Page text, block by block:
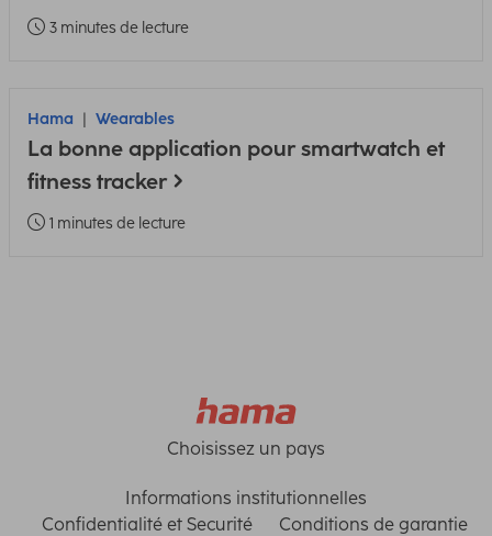
3 minutes de lecture
Hama Wearables
La bonne application pour smartwatch et
fitness tracker
1 minutes de lecture
Choisissez un pays
Informations institutionnelles
Confidentialité et Securité
Conditions de garantie